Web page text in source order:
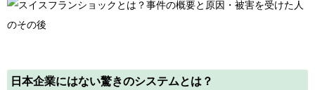
日本企業にはない驚きのシステムとは？